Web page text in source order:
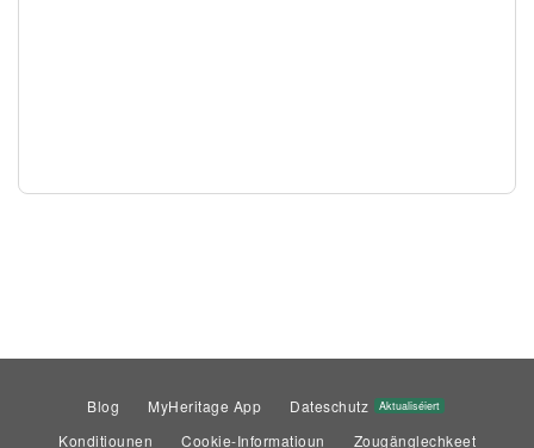
Blog MyHeritage App Dateschutz Aktualiséiert
Konditiounen Cookie-Informatioun Zougänglechkeet